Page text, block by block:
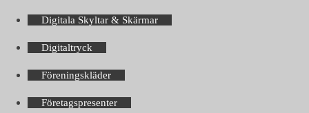
Digitala Skyltar & Skärmar
Digitaltryck
Föreningskläder
Företagspresenter